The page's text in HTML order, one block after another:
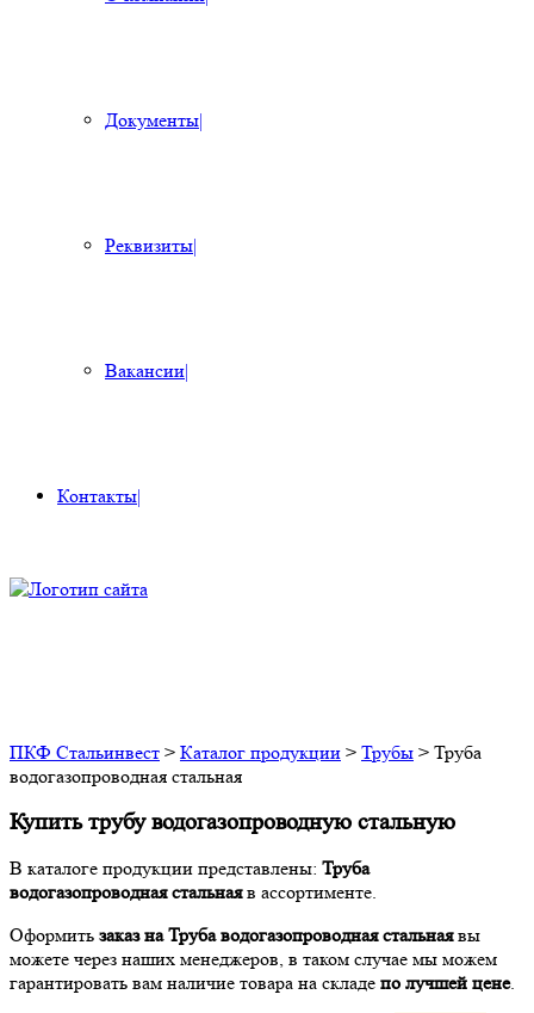
Документы|
Реквизиты|
Вакансии|
Контакты|
ПКФ Стальинвест > Каталог продукции > Трубы > Труба
водогазопроводная стальная
Купить трубу водогазопроводную стальную
В каталоге продукции представлены: Труба
водогазопроводная стальнаяв ассортименте.
Оформить заказ наТруба водогазопроводная стальнаявы
можете через наших менеджеров, в таком случае мы можем
гарантировать вам наличие товара на складе по лучшей цене.